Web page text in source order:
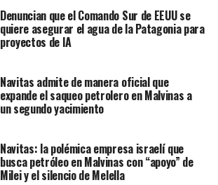
Denuncian que el Comando Sur de EEUU se
quiere asegurar el agua de la Patagonia para
proyectos de IA
Navitas admite de manera oficial que
expande el saqueo petrolero en Malvinas a
un segundo yacimiento
Navitas: la polémica empresa israelí que
busca petróleo en Malvinas con “apoyo” de
Milei y el silencio de Melella